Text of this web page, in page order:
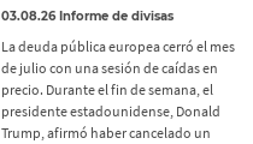
03.08.26 Informe de divisas
La deuda pública europea cerró el mes
de julio con una sesión de caídas en
precio. Durante el fin de semana, el
presidente estadounidense, Donald
Trump, afirmó haber cancelado un